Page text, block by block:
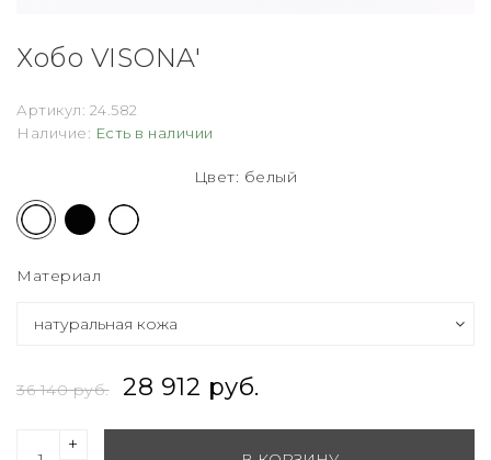
Хобо VISONA'
Артикул: 24.582
Наличие: Есть в наличии
Цвет: белый
Материал
36 140 руб. 28 912 руб.
+